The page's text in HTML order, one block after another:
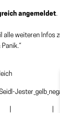
angemeldet.
alle weiteren Infos
SEHR GUT
Bewertungen
Blick aufs